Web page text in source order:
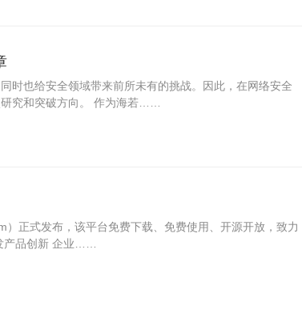
时也给安全领域带来前所未有的挑战。因此，在网络安全
究和突破方向。 作为海若……
正式发布，该平台免费下载、免费使用、开源开放，致力
产品创新 企业……